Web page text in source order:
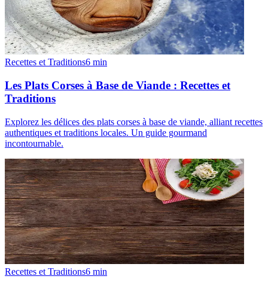
Recettes et Traditions6 min
Les Plats Corses à Base de Viande : Recettes et
Traditions
Explorez les délices des plats corses à base de viande, alliant recettes
authentiques et traditions locales. Un guide gourmand
incontournable.
Recettes et Traditions6 min